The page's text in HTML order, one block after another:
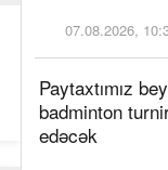
07.08.2026,
Paytaxtımız
badminton
edəcək